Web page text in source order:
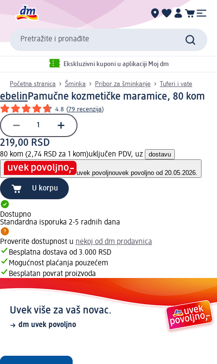
Pretražite i pronađite
Ekskluzivni kuponi u aplikaciji Moj dm
Početna stranica Šminka Pribor za šminkanje Tuferi i vate
ebelinPamučne kozmetičke maramice, 80 kom
4.8 (79 recenzija)
219,00 RSD
80 kom (2,74 RSD za 1 kom)uključen PDV, uz dostavu
uvek povoljnouvek povoljno od 20.05.2026.
U korpu
Dostupno
Standardna isporuka 2-5 radnih dana
Proverite dostupnost u nekoj od dm prodavnica
Besplatna dostava od 3.000 RSD
Mogućnost plaćanja pouzećem
Besplatan povrat proizvoda
Uvek više za vaš novac.
dm uvek povoljno